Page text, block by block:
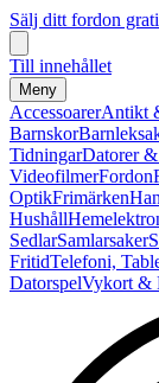
Sälj ditt fordon
Till innehållet
Meny
AccessoarerAntikt
Barnskor
TidningarDatorer
VideofilmerFordon
OptikFrimärken
Hushåll
SedlarSamlarsaker
FritidTelefoni,
DatorspelVykort &